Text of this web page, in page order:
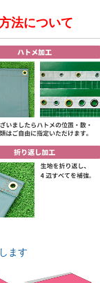
法について
ます